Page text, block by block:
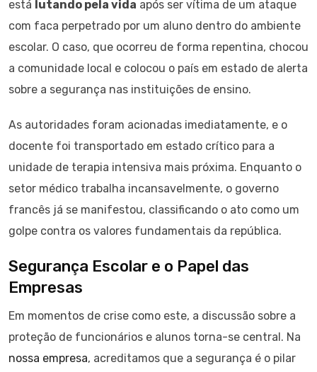
está lutando pela vida após ser vítima de um ataque
com faca perpetrado por um aluno dentro do ambiente
escolar. O caso, que ocorreu de forma repentina, chocou
a comunidade local e colocou o país em estado de alerta
sobre a segurança nas instituições de ensino.
As autoridades foram acionadas imediatamente, e o
docente foi transportado em estado crítico para a
unidade de terapia intensiva mais próxima. Enquanto o
setor médico trabalha incansavelmente, o governo
francês já se manifestou, classificando o ato como um
golpe contra os valores fundamentais da república.
Segurança Escolar e o Papel das
Empresas
Em momentos de crise como este, a discussão sobre a
proteção de funcionários e alunos torna-se central. Na
nossa empresa, acreditamos que a segurança é o pilar